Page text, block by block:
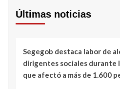
Últimas noticias
Segegob destaca labor de
dirigentes sociales durante
que afectó a más de 1.600